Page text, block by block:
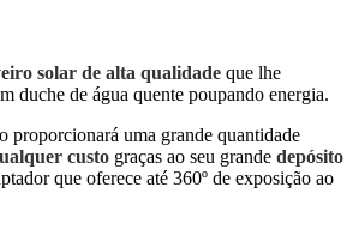
solar de alta qualidade que lhe
duche de água quente poupando energia.
proporcionará uma grande quantidade
custo graças ao seu grande depósito
que oferece até 360º de exposição ao